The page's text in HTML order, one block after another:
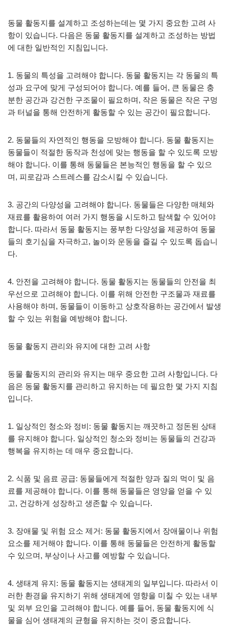
동물 활동지를 설계하고 조성하는데는 몇 가지 중요한 고려 사
항이 있습니다. 다음은 동물 활동지를 설계하고 조성하는 방법
에 대한 일반적인 지침입니다.
1. 동물의 특성을 고려해야 합니다. 동물 활동지는 각 동물의 특
성과 요구에 맞게 구성되어야 합니다. 예를 들어, 큰 동물은 충
분한 공간과 강건한 구조물이 필요하며, 작은 동물은 작은 구멍
과 터널을 통해 안전하게 활동할 수 있는 공간이 필요합니다.
2. 동물들의 자연적인 행동을 모방해야 합니다. 동물 활동지는
동물들이 적절한 동작과 천성에 맞는 행동을 할 수 있도록 모방
해야 합니다. 이를 통해 동물들은 본능적인 행동을 할 수 있으
며, 피로감과 스트레스를 감소시킬 수 있습니다.
3. 공간의 다양성을 고려해야 합니다. 동물들은 다양한 매체와
재료를 활용하여 여러 가지 행동을 시도하고 탐색할 수 있어야
합니다. 따라서 동물 활동지는 풍부한 다양성을 제공하여 동물
들의 호기심을 자극하고, 놀이와 운동을 즐길 수 있도록 돕습니
다.
4. 안전을 고려해야 합니다. 동물 활동지는 동물들의 안전을 최
우선으로 고려해야 합니다. 이를 위해 안전한 구조물과 재료를
사용해야 하며, 동물들이 이동하고 상호작용하는 공간에서 발생
할 수 있는 위험을 예방해야 합니다.
동물 활동지 관리와 유지에 대한 고려 사항
동물 활동지의 관리와 유지는 매우 중요한 고려 사항입니다. 다
음은 동물 활동지를 관리하고 유지하는 데 필요한 몇 가지 지침
입니다.
1. 일상적인 청소와 정비: 동물 활동지는 깨끗하고 정돈된 상태
를 유지해야 합니다. 일상적인 청소와 정비는 동물들의 건강과
행복을 유지하는 데 매우 중요합니다.
2. 식품 및 음료 공급: 동물들에게 적절한 양과 질의 먹이 및 음
료를 제공해야 합니다. 이를 통해 동물들은 영양을 얻을 수 있
고, 건강하게 성장하고 생존할 수 있습니다.
3. 장애물 및 위험 요소 제거: 동물 활동지에서 장애물이나 위험
요소를 제거해야 합니다. 이를 통해 동물들은 안전하게 활동할
수 있으며, 부상이나 사고를 예방할 수 있습니다.
4. 생태계 유지: 동물 활동지는 생태계의 일부입니다. 따라서 이
러한 환경을 유지하기 위해 생태계에 영향을 미칠 수 있는 내부
및 외부 요인을 고려해야 합니다. 예를 들어, 동물 활동지에 식
물을 심어 생태계의 균형을 유지하는 것이 중요합니다.